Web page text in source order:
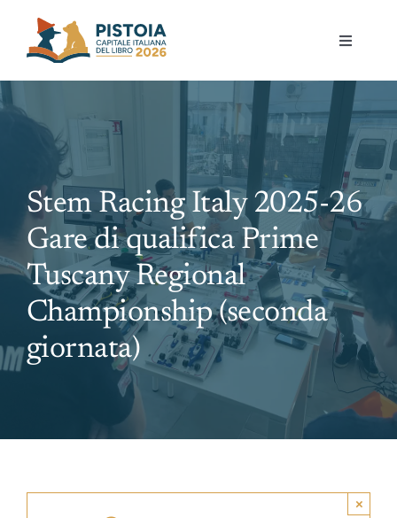
content
Toggle
Eventi
Mostre
Governance
Partecipa
Press
News
Stem Racing Italy 2025-26
Gare di qualifica Prime
Tuscany Regional
Championship (seconda
giornata)
×